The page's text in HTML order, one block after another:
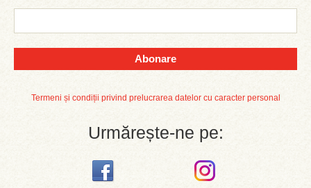
Abonare
Termeni și condiții privind prelucrarea datelor cu caracter personal
Urmărește-ne pe: